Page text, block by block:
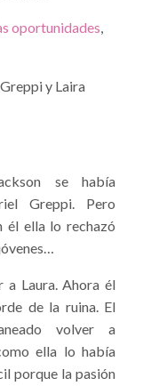
oportunidades,
y Laira
se había
Greppi. Pero
él ella lo rechazó
a Laura. Ahora él
de la ruina. El
volver a
ella lo había
porque la pasión